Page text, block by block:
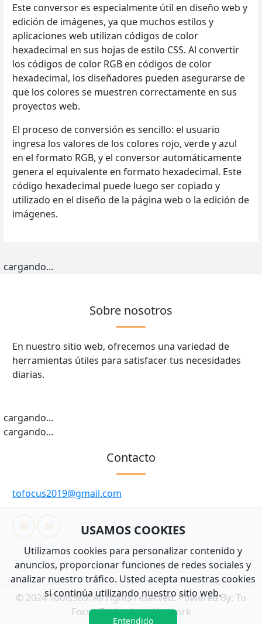
Este conversor es especialmente útil en diseño web y
edición de imágenes, ya que muchos estilos y
aplicaciones web utilizan códigos de color
hexadecimal en sus hojas de estilo CSS. Al convertir
los códigos de color RGB en códigos de color
hexadecimal, los diseñadores pueden asegurarse de
que los colores se muestren correctamente en sus
proyectos web.
El proceso de conversión es sencillo: el usuario
ingresa los valores de los colores rojo, verde y azul
en el formato RGB, y el conversor automáticamente
genera el equivalente en formato hexadecimal. Este
código hexadecimal puede luego ser copiado y
utilizado en el diseño de la página web o la edición de
imágenes.
cargando...
Sobre nosotros
En nuestro sitio web, ofrecemos una variedad de
herramientas útiles para satisfacer tus necesidades
diarias.
cargando...
cargando...
Contacto
tofocus2019@gmail.com
© 2024 Tools369. All rights reserved. Powered By: To
Focus Technology Network
USAMOS COOKIES
Utilizamos cookies para personalizar contenido y
anuncios, proporcionar funciones de redes sociales y
analizar nuestro tráfico. Usted acepta nuestras cookies
si continúa utilizando nuestro sitio web.
Entendido